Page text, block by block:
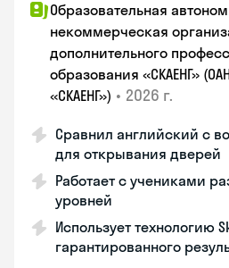
Образовательная
некоммерческая
дополнительного
образования «СКАЕНГ»
«СКАЕНГ») • 2026 г.
Сравнил английский с
для открывания дверей
Работает с учениками
уровней
Использует технологию
гарантированного